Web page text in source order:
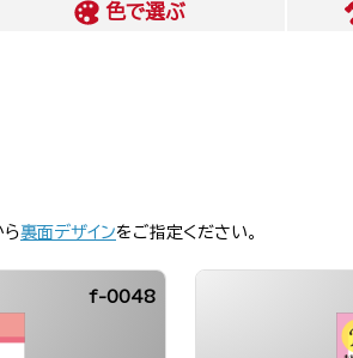
色で選ぶ
ら裏面デザインをご指定ください。
f-0048